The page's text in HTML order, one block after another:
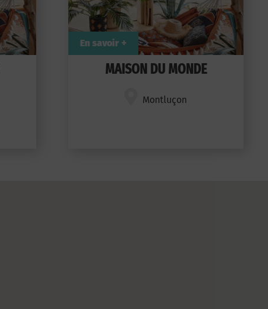
MAISON DU MONDE
Montluçon
En savoir +